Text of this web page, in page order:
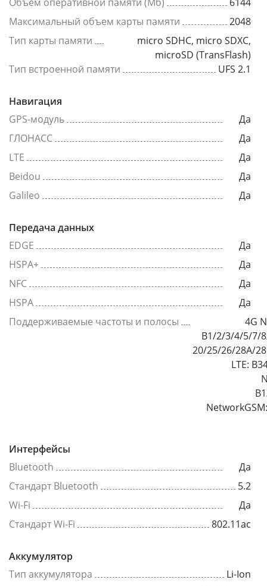
Максимальный объем карты памяти
2048
Тип карты памяти
micro SDHC, micro SDXC,
microSD (TransFlash)
Тип встроенной памяти
UFS 2.1
Навигация
GPS-модуль
Да
ГЛОНАСС
Да
LTE
Да
Beidou
Да
Galileo
Да
Передача данных
EDGE
Да
HSPA+
Да
NFC
Да
HSPA
Да
Поддерживаемые частоты и полосы
4G
B1/2/3/4/5/7/
20/25/26/28A/
LTE:
Интерфейсы
Bluetooth
Да
Стандарт Bluetooth
5.2
Wi-Fi
Да
Стандарт Wi-Fi
802.11ac
Аккумулятор
Тип аккумулятора
Li-Ion